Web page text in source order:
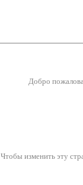
Добро
Чтобы изменить эту